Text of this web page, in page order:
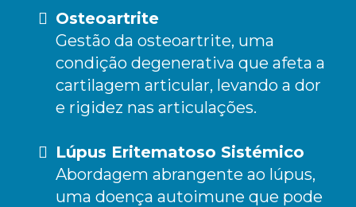
Osteoartrite
Gestão da osteoartrite, uma
condição degenerativa que afeta a
cartilagem articular, levando a dor
e rigidez nas articulações.
Lúpus Eritematoso Sistémico
Abordagem abrangente ao lúpus,
uma doença autoimune que pode